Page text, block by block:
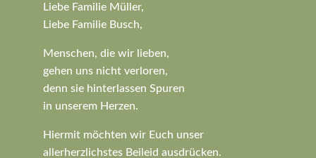
Liebe Familie Müller,
Liebe Familie Busch,
Menschen, die wir lieben,
gehen uns nicht verloren,
denn sie hinterlassen Spuren
in unserem Herzen.
Hiermit möchten wir Euch unser
allerherzlichstes Beileid ausdrücken.